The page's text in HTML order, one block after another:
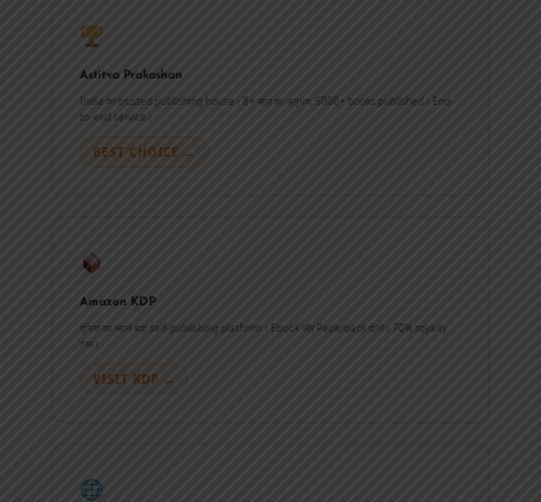
Astitva Prakashan
India का trusted publishing house। 8+ साल का अनुभव, 5000+ books published। End-
to-end service।
BEST CHOICE →
Amazon KDP
दुनिया का सबसे बड़ा self-publishing platform। Ebook और Paperback दोनों। 70% royalty
तक।
VISIT KDP →